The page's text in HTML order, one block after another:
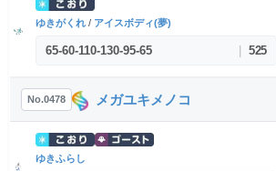
ゆきがくれ / アイスボディ(夢)
65-60-110-130-95-65 | 525
No.0478 メガユキメノコ
ゆきふらし